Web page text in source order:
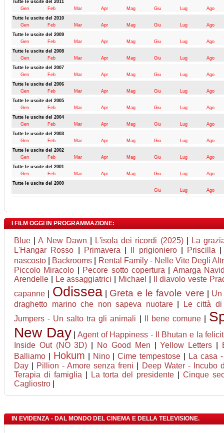
Tutte le uscite del 2011
Gen
Feb Mar Apr Mag Giu Lug
Ago
Tutte le uscite del 2010
Gen
Feb Mar Apr Mag Giu Lug
Ago
Tutte le uscite del 2009
Gen
Feb Mar Apr Mag Giu Lug
Ago
Tutte le uscite del 2008
Gen
Feb Mar Apr Mag Giu Lug
Ago
Tutte le uscite del 2007
Gen
Feb Mar Apr Mag Giu Lug
Ago
Tutte le uscite del 2006
Gen
Feb Mar Apr Mag Giu Lug
Ago
Tutte le uscite del 2005
Gen
Feb Mar Apr Mag Giu Lug
Ago
Tutte le uscite del 2004
Gen
Feb Mar Apr Mag Giu Lug
Ago
Tutte le uscite del 2003
Gen
Feb Mar Apr Mag Giu Lug
Ago
Tutte le uscite del 2002
Gen
Feb Mar Apr Mag Giu Lug
Ago
Tutte le uscite del 2001
Gen
Feb Mar Apr Mag Giu Lug
Ago
Tutte le uscite del 2000
Giu
Lug Ago
I FILM OGGI IN PROGRAMMAZIONE:
Blue |A New Dawn L'isola dei ricordi (2025)|
La
L'Hangar Rosso
Primavera Il prigioniero| Priscilla
nascosto
Backrooms
Rental Family - Nelle Vite Degli
Piccolo Miracolo
Pecore sotto copertura
Amarga
Arendelle
Le assaggiatrici Michael
Il diavolo veste
capanne
Odissea| Greta e le favole vere
Un
draghetto marino che non sapeva nuotare|
Le città di
Jumpers - Un salto tra gli animali
Il bene comune|
New Day |Agent of Happiness - Il Bhutan e la
Inside Out (NO 3D)
No Good Men |Yellow Letters
Balliamo
Hokum Nino|Cime tempestose
La casa
Day
Pillion - Amore senza freni
Deep Water - Incubo
Terapia di famiglia
La torta del presidente
Cinque
Cagliostro
IN EVIDENZA - DAL MONDO DEL CINEMA E DELLA TELEVISIONE.